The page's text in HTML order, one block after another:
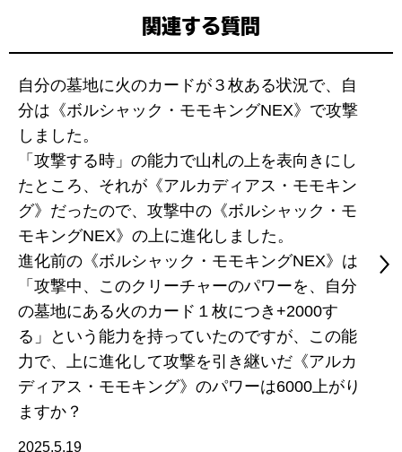
関連する質問
自分の墓地に火のカードが３枚ある状況で、自
分は《ボルシャック・モモキングNEX》で攻撃
しました。
「攻撃する時」の能力で山札の上を表向きにし
たところ、それが《アルカディアス・モモキン
グ》だったので、攻撃中の《ボルシャック・モ
モキングNEX》の上に進化しました。
進化前の《ボルシャック・モモキングNEX》は
「攻撃中、このクリーチャーのパワーを、自分
の墓地にある火のカード１枚につき+2000す
る」という能力を持っていたのですが、この能
力で、上に進化して攻撃を引き継いだ《アルカ
ディアス・モモキング》のパワーは6000上がり
ますか？
2025.5.19